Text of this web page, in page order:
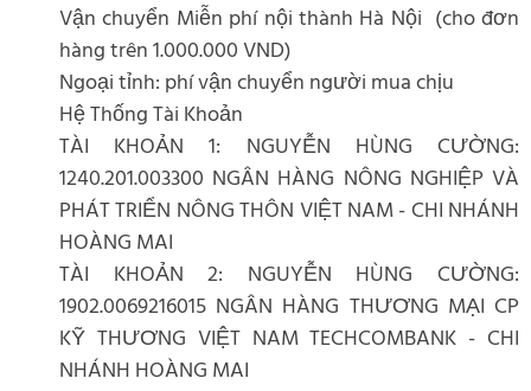
Vận chuyển Miễn phí nội thành Hà Nội (cho đơn
hàng trên 1.000.000 VND)
Ngoại tỉnh: phí vận chuyển người mua chịu
Hệ Thống Tài Khoản
TÀI KHOẢN 1: NGUYỄN HÙNG CƯỜNG:
1240.201.003300 NGÂN HÀNG NÔNG NGHIỆP VÀ
PHÁT TRIỂN NÔNG THÔN VIỆT NAM - CHI NHÁNH
HOÀNG MAI
TÀI KHOẢN 2: NGUYỄN HÙNG CƯỜNG:
1902.0069216015 NGÂN HÀNG THƯƠNG MẠI CP
KỸ THƯƠNG VIỆT NAM TECHCOMBANK - CHI
NHÁNH HOÀNG MAI